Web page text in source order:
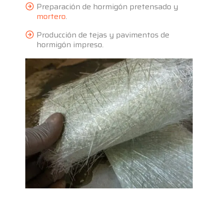
Preparación de hormigón pretensado y
mortero.
Producción de tejas y pavimentos de
hormigón impreso.